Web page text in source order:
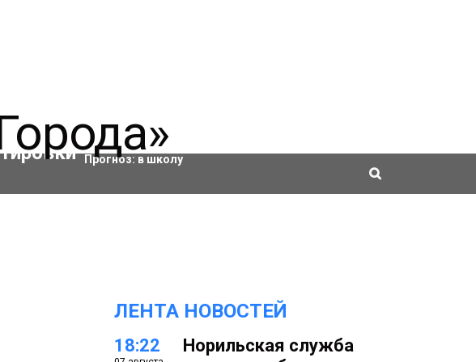
Актировки
Прогноз: в школу
ЛЕНТА НОВОСТЕЙ
18:22
Норильская служба